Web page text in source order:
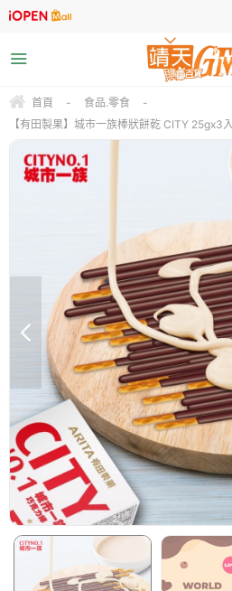
首頁 - 食品.零食
-
【有田製果】城市一族棒狀餅乾 CITY 25gx3